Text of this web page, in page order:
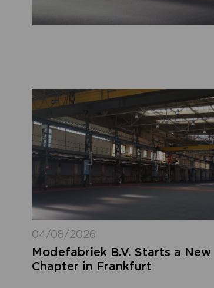
04/08/2026
Modefabriek B.V. Starts a New
Chapter in Frankfurt